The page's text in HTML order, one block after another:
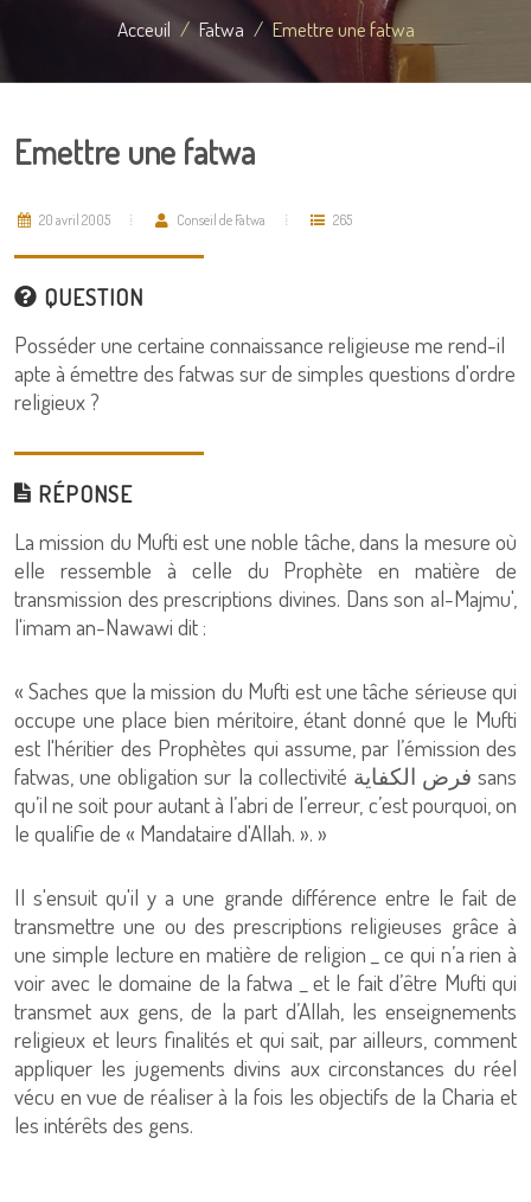
Acceuil Fatwa Emettre une fatwa
Emettre une fatwa
20 avril 2005 Conseil de Fatwa 265
QUESTION
Posséder une certaine connaissance religieuse me rend-il
apte à émettre des fatwas sur de simples questions d'ordre
religieux ?
RÉPONSE
La mission du Mufti est une noble tâche, dans la mesure où
elle ressemble à celle du Prophète en matière de
transmission des prescriptions divines. Dans son al-Majmu',
l'imam an-Nawawi dit :
« Saches que la mission du Mufti est une tâche sérieuse qui
occupe une place bien méritoire, étant donné que le Mufti
est l'héritier des Prophètes qui assume, par l’émission des
fatwas, une obligation sur la collectivité فرض الكفاية sans
qu’il ne soit pour autant à l’abri de l’erreur, c’est pourquoi, on
le qualifie de « Mandataire d'Allah. ». »
Il s'ensuit qu'il y a une grande différence entre le fait de
transmettre une ou des prescriptions religieuses grâce à
une simple lecture en matière de religion _ ce qui n’a rien à
voir avec le domaine de la fatwa _ et le fait d’être Mufti qui
transmet aux gens, de la part d’Allah, les enseignements
religieux et leurs finalités et qui sait, par ailleurs, comment
appliquer les jugements divins aux circonstances du réel
vécu en vue de réaliser à la fois les objectifs de la Charia et
les intérêts des gens.